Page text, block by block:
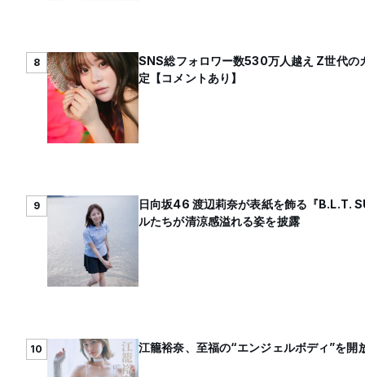
8
SNS総フォロワー数530万人越え Z世代の
定【コメントあり】
9
日向坂46 渡辺莉奈が表紙を飾る『B.L.T.
ルたちが清涼感溢れる姿を披露
10 江籠裕奈、至福の“エンジェルボディ”を